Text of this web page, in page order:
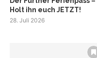
Holt ihn euch JETZT!
28. Juli 2026